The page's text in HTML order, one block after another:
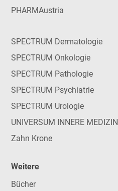
PHARMAustria
SPECTRUM Dermatologie
SPECTRUM Onkologie
SPECTRUM Pathologie
SPECTRUM Psychiatrie
SPECTRUM Urologie
UNIVERSUM INNERE MEDIZIN
Zahn Krone
Weitere
Bücher